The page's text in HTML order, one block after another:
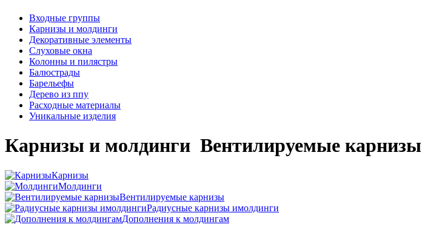
Входные группы
Карнизы и молдинги
Декоративные элементы
Слуховые окна
Колонны и пилястры
Балюстрады
Барельефы
Дерево из ппу
Расходные материалы
Уникальные изделия
Карнизы и молдинги Вентилируемые карнизы
Карнизы
Молдинги
Вентилируемые карнизы
Радиусные карнизы имолдинги
Дополнения к молдингам